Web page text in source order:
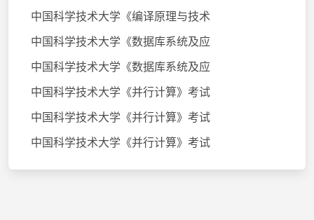
中国科学技术大学《编译原理与技术
中国科学技术大学《数据库系统及应
中国科学技术大学《数据库系统及应
中国科学技术大学《并行计算》考试
中国科学技术大学《并行计算》考试
中国科学技术大学《并行计算》考试